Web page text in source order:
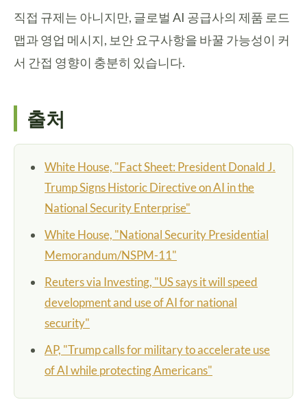
직접 규제는 아니지만, 글로벌 AI 공급사의 제품 로드
맵과 영업 메시지, 보안 요구사항을 바꿀 가능성이 커
서 간접 영향이 충분히 있습니다.
출처
White House, "Fact Sheet: President Donald J.
Trump Signs Historic Directive on AI in the
National Security Enterprise"
White House, "National Security Presidential
Memorandum/NSPM-11"
Reuters via Investing, "US says it will speed
development and use of AI for national
security"
AP, "Trump calls for military to accelerate use
of AI while protecting Americans"